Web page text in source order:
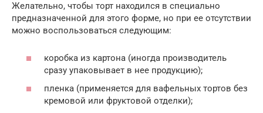
Желательно, чтобы торт находился в специально
предназначенной для этого форме, но при ее отсутствии
можно воспользоваться следующим:
коробка из картона (иногда производитель
сразу упаковывает в нее продукцию);
пленка (применяется для вафельных тортов без
кремовой или фруктовой отделки);